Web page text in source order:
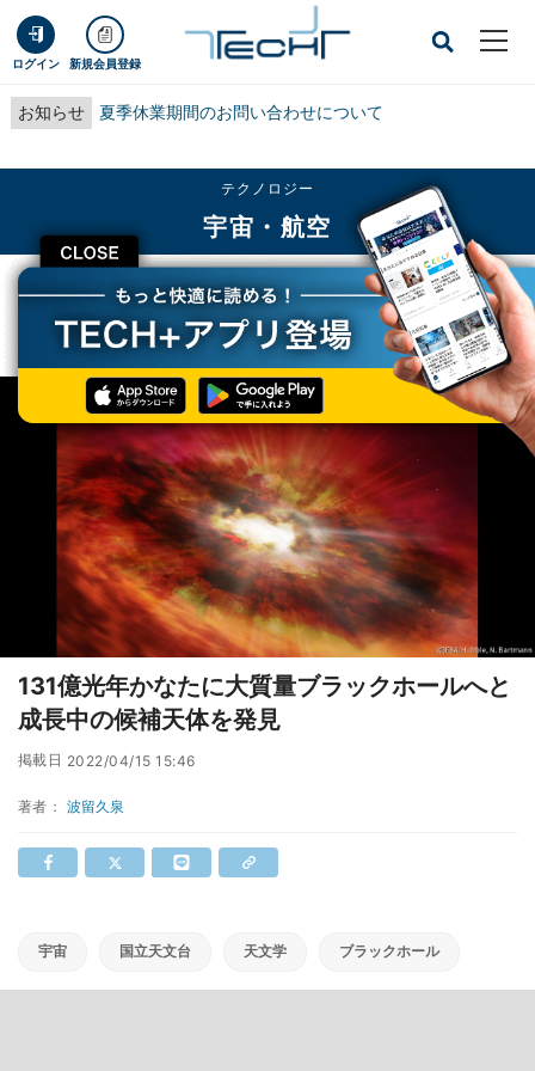
ログイン 新規会員登録
お知らせ 夏季休業期間のお問い合わせについて
CLOSE
テクノロジー
宇宙・航空
TECH+ テクノロジー
宇宙・航空
131億光年かなたに大質量ブラックホールへと成長中の候補天体を発見
131億光年かなたに大質量ブラックホールへと
成長中の候補天体を発見
掲載日 2022/04/15 15:46
著者： 波留久泉
宇宙 国立天文台 天文学 ブラックホール